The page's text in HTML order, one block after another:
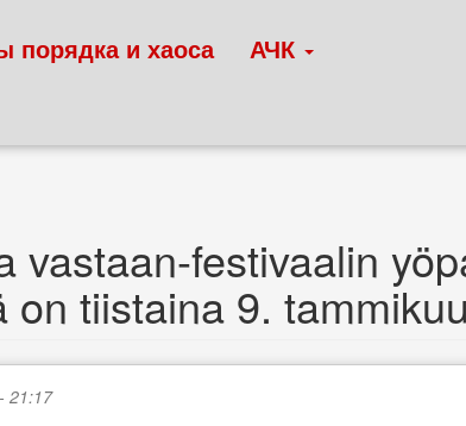
порядка и хаоса АЧК
vastaan-festivaalin
on tiistaina 9.
21:17